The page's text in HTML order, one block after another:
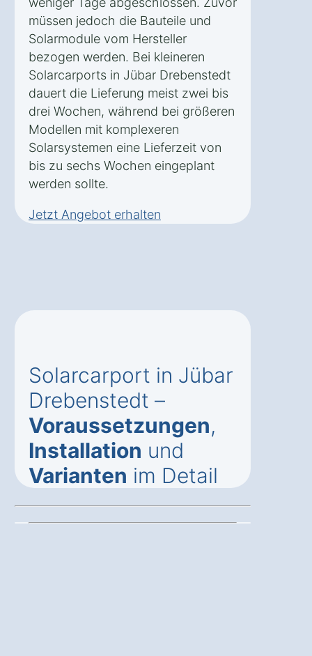
müssen jedoch die Bauteile und
Solarmodule vom Hersteller
bezogen werden. Bei kleineren
Solarcarports in Jübar Drebenstedt
dauert die Lieferung meist zwei bis
drei Wochen, während bei größeren
Modellen mit komplexeren
Solarsystemen eine Lieferzeit von
bis zu sechs Wochen eingeplant
werden sollte.
Jetzt Angebot erhalten
Solarcarport in Jübar
Drebenstedt –
Voraussetzungen,
Installation und
Varianten im Detail